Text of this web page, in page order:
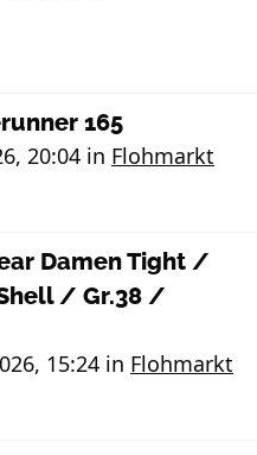
165
20:04 in Flohmarkt
Damen Tight /
/ Gr.38 /
15:24 in Flohmarkt